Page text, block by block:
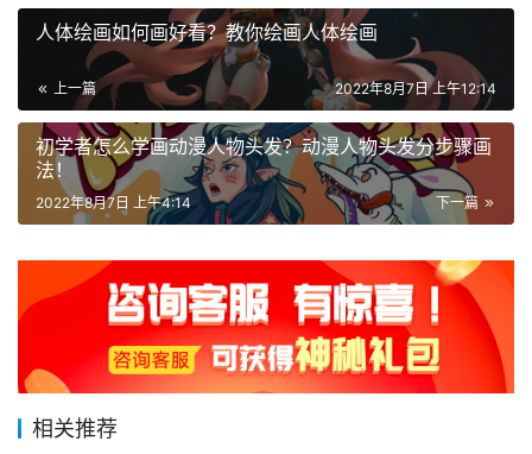
人体绘画如何画好看？教你绘画人体绘画
上一篇 2022年8月7日 上午12:14
初学者怎么学画动漫人物头发？动漫人物头发分步骤画
法！
下一篇
2022年8月7日 上午4:14
相关推荐